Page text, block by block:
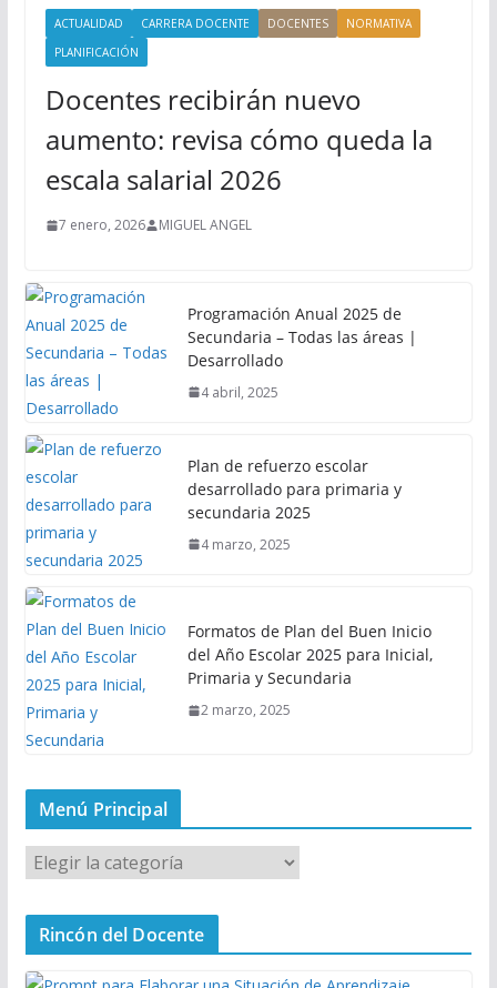
ACTUALIDAD CARRERA DOCENTE DOCENTES
NORMATIVA
PLANIFICACIÓN
Docentes recibirán nuevo
aumento: revisa cómo queda la
escala salarial 2026
7 enero, 2026 MIGUEL ANGEL
Programación Anual 2025 de
Secundaria – Todas las áreas |
Desarrollado
4 abril, 2025
Plan de refuerzo escolar
desarrollado para primaria y
secundaria 2025
4 marzo, 2025
Formatos de Plan del Buen Inicio
del Año Escolar 2025 para Inicial,
Primaria y Secundaria
2 marzo, 2025
Menú Principal
M
e
n
P
Rincón del Docente